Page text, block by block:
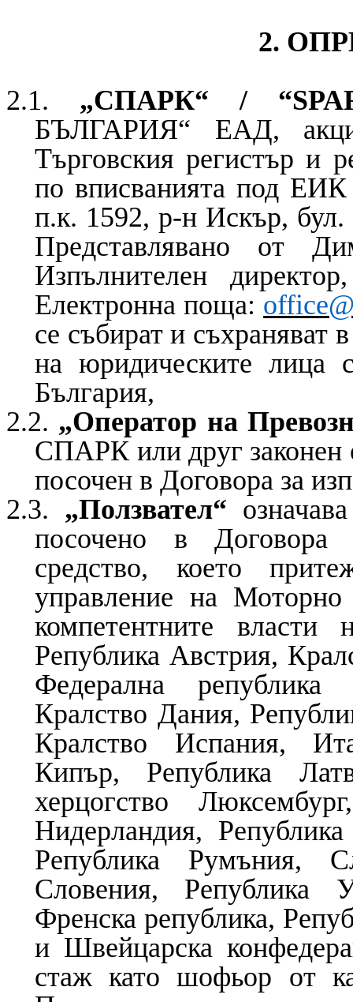
2.
2.1. „СПАРК“ /
БЪЛГАРИЯ“ ЕАД,
Търговския регистър
по вписванията под
п.к. 1592, р-н Искър,
Представлявано от
Изпълнителен
Електронна поща:
се събират и съхраняват
на юридическите лица
България,
2.2. „Оператор на
СПАРК или друг законен
посочен в Договора за
2.3. „Ползвател“
посочено в Договора
средство, което
управление на Моторно
компетентните
Република Австрия,
Федерална
Кралство Дания,
Кралство Испания,
Кипър, Република
херцогство
Нидерландия,
Република Румъния,
Словения, Република
Френска република,
и Швейцарска
стаж като шофьор от